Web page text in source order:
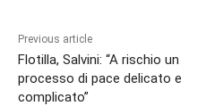
Previous article
Flotilla, Salvini: “A rischio un
processo di pace delicato e
complicato”